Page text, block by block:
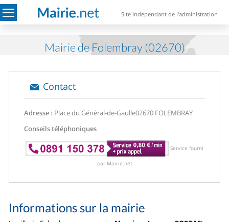
Site indépendant de l'administration
Mairie de Folembray (02670)
Contact
Adresse : Place du Général-de-Gaulle02670 FOLEMBRAY
Conseils téléphoniques
Service fourni
par Mairie.net
Informations sur la mairie